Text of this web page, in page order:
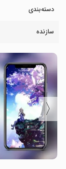
دسته‌بندی
سازنده
〈